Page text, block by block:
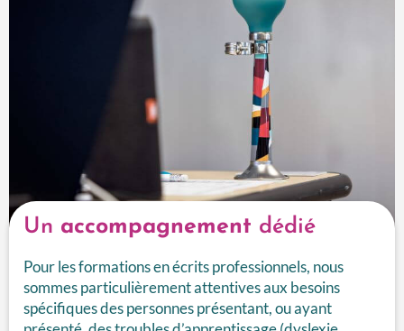
Un accompagnement dédié
Pour les formations en écrits professionnels, nous
sommes particulièrement attentives aux besoins
spécifiques des personnes présentant, ou ayant